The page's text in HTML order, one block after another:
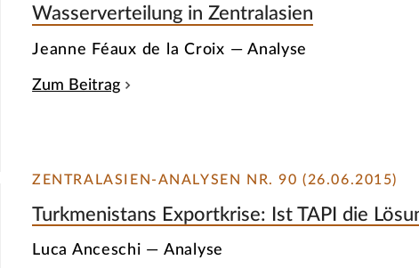
Wasserverteilung in Zentralasien
Jeanne Féaux de la Croix — Analyse
Zum Beitrag
ZENTRALASIEN-ANALYSEN NR. 90 (26.06.2015)
Turkmenistans Exportkrise: Ist TAPI die
Luca Anceschi — Analyse